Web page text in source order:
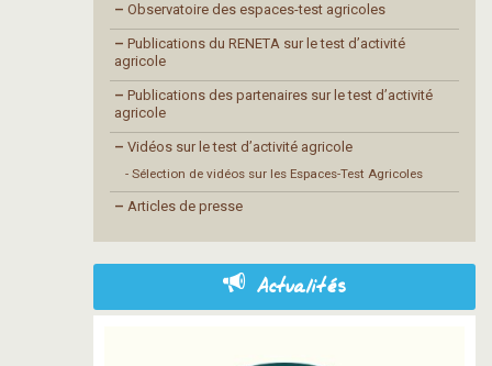
– Observatoire des espaces-test agricoles
– Publications du RENETA sur le test d’activité
agricole
– Publications des partenaires sur le test d’activité
agricole
– Vidéos sur le test d’activité agricole
- Sélection de vidéos sur les Espaces-Test Agricoles
– Articles de presse
Actualités